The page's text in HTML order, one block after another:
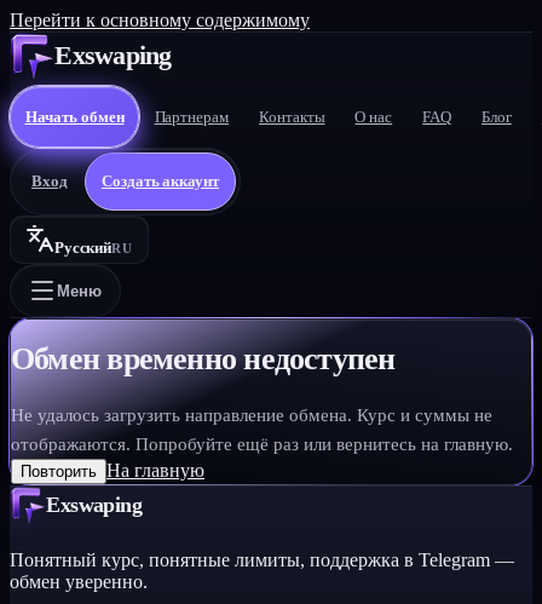
Перейти к основному содержимому
Exswaping
Начать обмен Партнерам Контакты О нас FAQ Блог
Вход Создать аккаунт
РусскийRU
Меню
Обмен временно недоступен
Не удалось загрузить направление обмена. Курс и суммы не
отображаются. Попробуйте ещё раз или вернитесь на главную.
Повторить На главную
Exswaping
Понятный курс, понятные лимиты, поддержка в Telegram —
обмен уверенно.